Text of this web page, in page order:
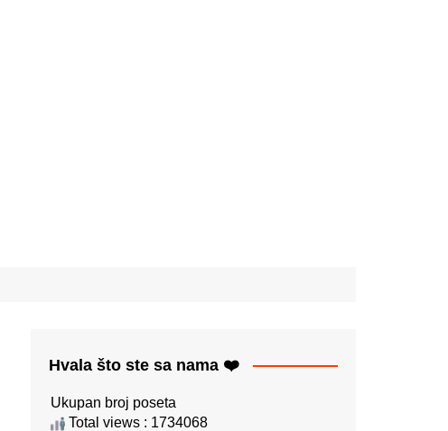
Hvala što ste sa nama ❤️
Ukupan broj poseta
Total views : 1734068